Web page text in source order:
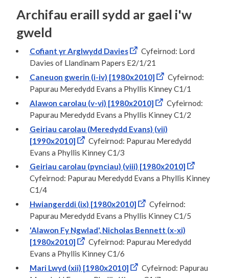
Archifau eraill sydd ar gael i'w
gweld
Cofiant yr Arglwydd Davies
Cyfeirnod: Lord
Davies of Llandinam Papers E2/1/21
Caneuon gwerin (i-iv) [1980x2010]
Cyfeirnod:
Papurau Meredydd Evans a Phyllis Kinney C1/1
Alawon carolau (v-vi) [1980x2010]
Cyfeirnod:
Papurau Meredydd Evans a Phyllis Kinney C1/2
Geiriau carolau (Meredydd Evans) (vii)
[1990x2010]
Cyfeirnod: Papurau Meredydd
Evans a Phyllis Kinney C1/3
Geiriau carolau (pynciau) (viii) [1980x2010]
Cyfeirnod: Papurau Meredydd Evans a Phyllis Kinney
C1/4
Hwiangerddi (ix) [1980x2010]
Cyfeirnod:
Papurau Meredydd Evans a Phyllis Kinney C1/5
'Alawon Fy Ngwlad', Nicholas Bennett (x-xi)
[1980x2010]
Cyfeirnod: Papurau Meredydd
Evans a Phyllis Kinney C1/6
Mari Lwyd (xii) [1980x2010]
Cyfeirnod: Papurau